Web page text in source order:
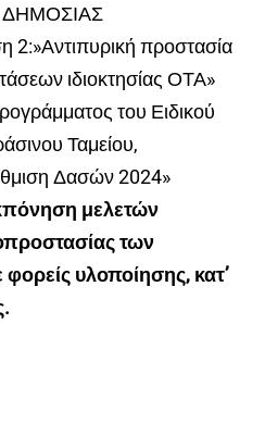
προστασία
ιδιοκτησίας ΟΤΑ»
του Ειδικού
Ταμείου,
Δασών 2024»
μελετών
των
υλοποίησης, κατ’